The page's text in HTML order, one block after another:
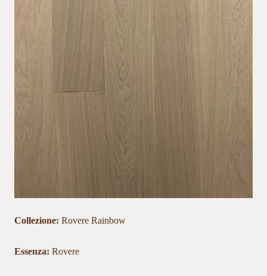
Collezione: Rovere Rainbow
Essenza: Rovere